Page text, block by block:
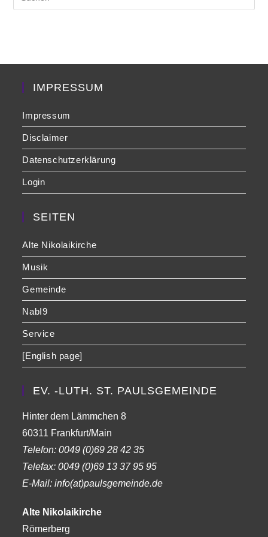
IMPRESSUM
Impressum
Disclaimer
Datenschutzerklärung
Login
SEITEN
Alte Nikolaikirche
Musik
Gemeinde
NabI9
Service
[English page]
EV. -LUTH. ST. PAULSGEMEINDE
Hinter dem Lämmchen 8
60311 Frankfurt/Main
Telefon:0049 (0)69 28 42 35
Telefax:0049 (0)69 13 37 95 95
E-Mail: info(at)paulsgemeinde.de
Alte Nikolaikirche
Römerberg